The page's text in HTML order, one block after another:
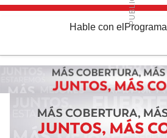
Hable con el Programa